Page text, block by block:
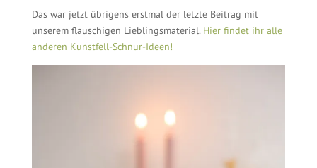
Das war jetzt übrigens erstmal der letzte Beitrag mit
unserem flauschigen Lieblingsmaterial. Hier findet ihr alle
anderen Kunstfell-Schnur-Ideen!